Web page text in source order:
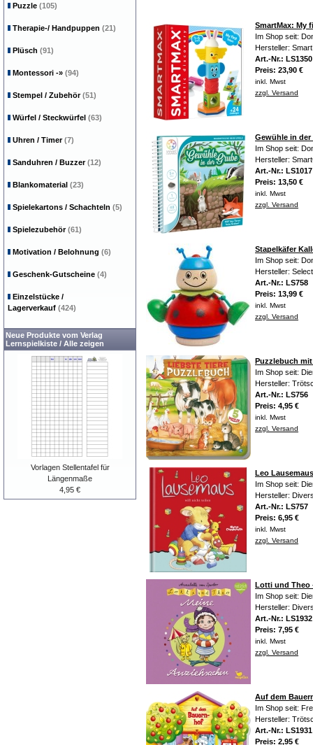
SmartMax: My
Im Shop seit:
Hersteller:
Art.-Nr.: LS1350
Preis: 23,90 €
inkl. Mwst
zzgl. Versand
Gewühle in der
Im Shop seit:
Hersteller:
Art.-Nr.: LS1017
Preis: 13,50 €
inkl. Mwst
zzgl. Versand
Stapelkäfer
Im Shop seit:
Hersteller:
Art.-Nr.: LS758
Preis: 13,99 €
inkl. Mwst
zzgl. Versand
Puzzlebuch
Im Shop seit:
Hersteller:
Art.-Nr.: LS756
Preis: 4,95 €
inkl. Mwst
zzgl. Versand
Leo
Im Shop seit:
Hersteller:
Art.-Nr.: LS757
Preis: 6,95 €
inkl. Mwst
zzgl. Versand
Lotti und Theo
Im Shop seit:
Hersteller:
Art.-Nr.: LS1932
Preis: 7,95 €
inkl. Mwst
zzgl. Versand
Auf dem
Im Shop seit:
Hersteller:
Art.-Nr.: LS1931
Preis: 2,95 €
Puzzle (105)
Therapie-/ Handpuppen (21)
Plüsch (91)
Montessori -» (94)
Stempel / Zubehör(51)
Würfel / Steckwürfel (63)
Uhren / Timer(7)
Sanduhren / Buzzer(12)
Blankomaterial (23)
Spielekartons / Schachteln (5)
Spielezubehör(61)
Motivation / Belohnung (6)
Geschenk-Gutscheine (4)
Einzelstücke /
Lagerverkauf (424)
Neue Produkte vom Verlag
Lernspielkiste / Alle zeigen
Vorlagen Stellentafel für
Längenmaße
4,95 €